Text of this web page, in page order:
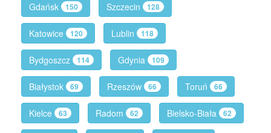
Gdańsk 150 Szczecin 128
Katowice 120 Lublin 118
Bydgoszcz 114 Gdynia 109
Białystok 69 Rzeszów 66 Toruń 66
Kielce 63 Radom 62 Bielsko-Biała 62